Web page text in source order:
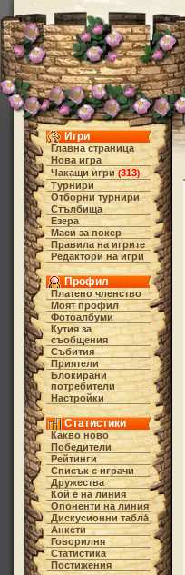
Игри
Главна страница
Нова игра
Чакащи игри (313)
Турнири
Отборни турнири
Стълбища
Езера
Маси за покер
Правила на игрите
Редактори на игри
Профил
Платено членство
Моят профил
Фотоалбуми
Кутия за
съобщения
Събития
Приятели
Блокирани
потребители
Настройки
Статистики
Какво ново
Победители
Рейтинги
Списък с играчи
Дружества
Кой е на линия
Опоненти на линия
Дискусионни табла́
Анкети
Говорилня
Статистика
Постижения